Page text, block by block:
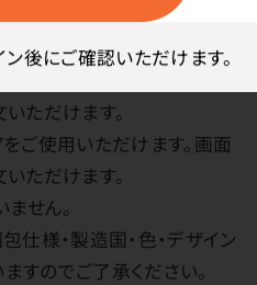
ン後にご確認いただけます。
の「関連商品」からご注文い
ただけます。
ご使用いただけます。画面
ただけます。
せん。
仕様・製造国・色・デザイン
すのでご了承ください。